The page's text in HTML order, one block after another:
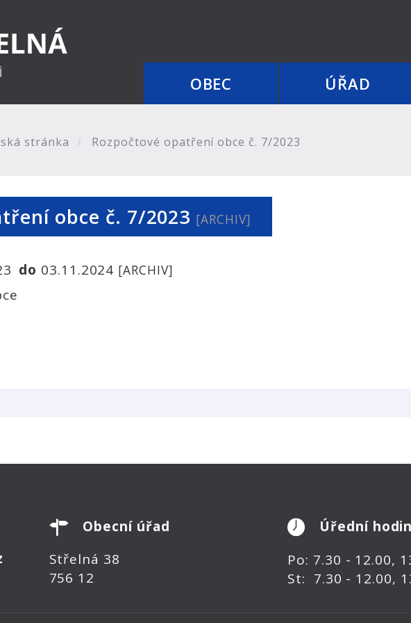
OBEC ÚŘAD
stránka Rozpočtové opatření obce č. 7/2023
obce č. 7/2023 [ARCHIV]
do 03.11.2024 [ARCHIV]
Obecní úřad
Střelná 38
756 12
Úřední
Po: 7.30 - 12.00,
St: 7.30 - 12.00,